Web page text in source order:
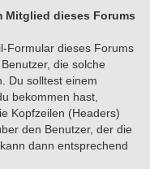
Mitglied dieses Forums
Formular dieses Forums
die solche
Du solltest einem
bekommen hast,
Kopfzeilen (Headers)
den Benutzer, der die
dann entsprechend